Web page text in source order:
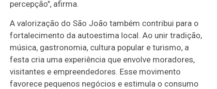
percepção", afirma.
A valorização do São João também contribui para o
fortalecimento da autoestima local. Ao unir tradição,
música, gastronomia, cultura popular e turismo, a
festa cria uma experiência que envolve moradores,
visitantes e empreendedores. Esse movimento
favorece pequenos negócios e estimula o consumo